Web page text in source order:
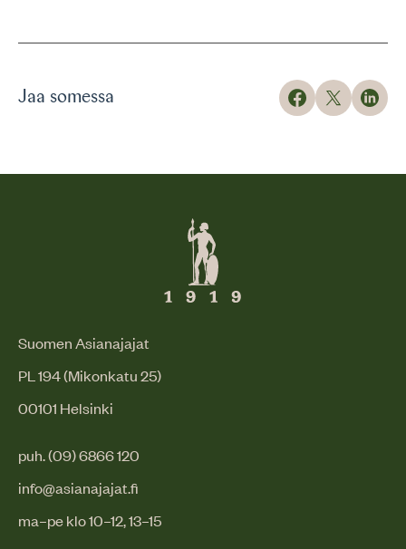
Jaa somessa
Suomen Asianajajat
PL 194 (Mikonkatu 25)
00101 Helsinki
puh. (09) 6866 120
info@asianajajat.fi
ma–pe klo 10–12, 13–15